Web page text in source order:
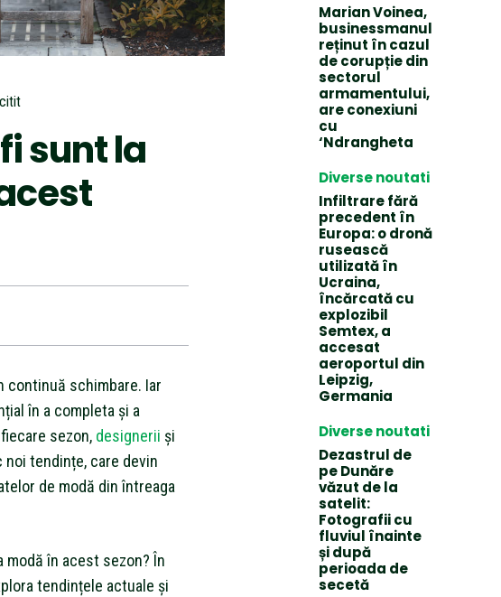
sunt la
continuă schimbare. Iar
în a completa și a
sezon, designerii și
tendințe, care devin
de modă din întreaga
modă în acest sezon? În
tendințele actuale și
Marian Voinea,
businessmanul
reținut în cazul
de corupție din
sectorul
armamentului,
are conexiuni
cu
‘Ndrangheta
Diverse noutati
Infiltrare fără
precedent în
Europa: o dronă
rusească
utilizată în
Ucraina,
încărcată cu
explozibil
Semtex, a
accesat
aeroportul din
Leipzig,
Germania
Diverse noutati
Dezastrul de
pe Dunăre
văzut de la
satelit:
Fotografii cu
fluviul înainte
și după
perioada de
secetă